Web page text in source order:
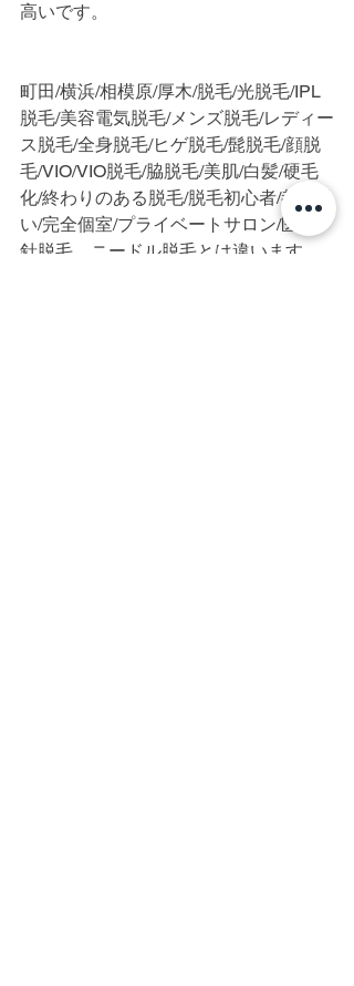
高いです。
町田/横浜/相模原/厚木/脱毛/光脱毛/IPL
脱毛/美容電気脱毛/メンズ脱毛/レディー
ス脱毛/全身脱毛/ヒゲ脱毛/髭脱毛/顔脱
毛/VIO/VIO脱毛/脇脱毛/美肌/白髪/硬毛
化/終わりのある脱毛/脱毛初心者/都度払
い/完全個室/プライベートサロン/医療、
針脱毛、ニードル脱毛とは違います